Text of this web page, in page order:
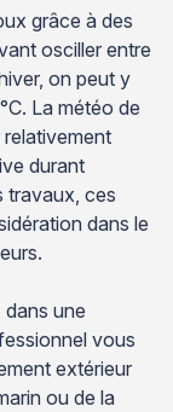
grâce à des
osciller entre
on peut y
La météo de
durant
travaux, ces
dans le
une
vous
extérieur
ou de la